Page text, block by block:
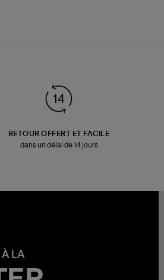
RETOUR OFFERT ET FACILE
dans un délai de 14 jours
LA